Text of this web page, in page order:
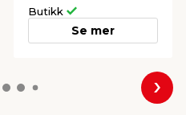
Butikk
Se mer